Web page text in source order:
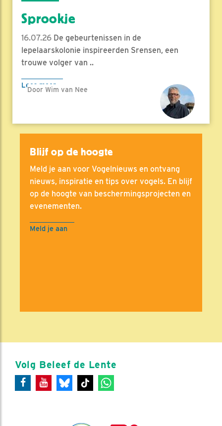
Sprookje
16.07.26 De gebeurtenissen in de
lepelaarskolonie inspireerden Srensen, een
trouwe volger van ..
Lees meer
Door Wim van Nee
Blijf op de hoogte
Meld je aan voor Vogelnieuws en ontvang
nieuws, inspiratie en tips over vogels. En blijf
op de hoogte van beschermingsprojecten en
evenementen.
Meld je aan
Volg Beleef de Lente